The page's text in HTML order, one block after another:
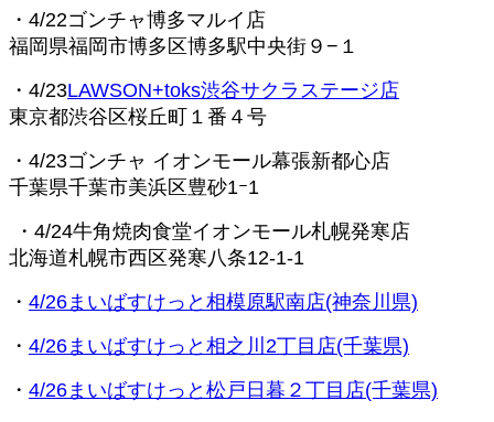
・4/22ゴンチャ博多マルイ店
福岡県福岡市博多区博多駅中央街９−１
・4/23LAWSON+toks渋谷サクラステージ店
東京都渋谷区桜丘町１番４号
・4/23ゴンチャ イオンモール幕張新都心店
千葉県千葉市美浜区豊砂1ｰ1
・4/24牛角焼肉食堂イオンモール札幌発寒店
北海道札幌市西区発寒八条12-1-1
・ 4/26まいばすけっと相模原駅南店(神奈川県)
・ 4/26まいばすけっと相之川2丁目店(千葉県)
・ 4/26まいばすけっと松戸日暮２丁目店(千葉県)